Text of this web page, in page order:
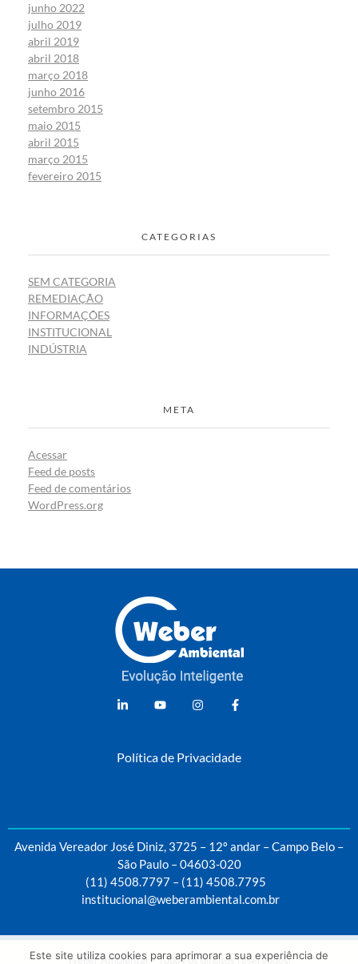
junho 2022
julho 2019
abril 2019
abril 2018
março 2018
junho 2016
setembro 2015
maio 2015
abril 2015
março 2015
fevereiro 2015
CATEGORIAS
SEM CATEGORIA
REMEDIAÇÃO
INFORMAÇÕES
INSTITUCIONAL
INDÚSTRIA
META
Acessar
Feed de posts
Feed de comentários
WordPress.org
Política de Privacidade
Avenida Vereador José Diniz, 3725 – 12º andar – Campo Belo –
São Paulo – 04603-020
(11) 4508.7797– (11) 4508.7795
institucional@weberambiental.com.br
Weber Ambiental – Todos os direitos reservados.
Este site utiliza cookies para aprimorar a sua experiência de